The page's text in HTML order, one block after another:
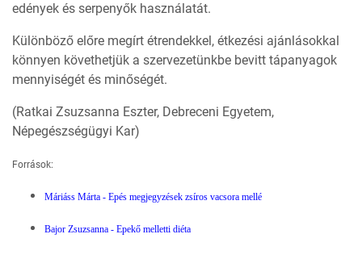
edények és serpenyők használatát.
Különböző előre megírt étrendekkel, étkezési ajánlásokkal
könnyen követhetjük a szervezetünkbe bevitt tápanyagok
mennyiségét és minőségét.
(Ratkai Zsuzsanna Eszter, Debreceni Egyetem,
Népegészségügyi Kar)
Források:
Máriáss Márta - Epés megjegyzések zsíros vacsora mellé
Bajor Zsuzsanna - Epekő melletti diéta